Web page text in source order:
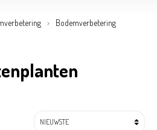
Bodemverbetering